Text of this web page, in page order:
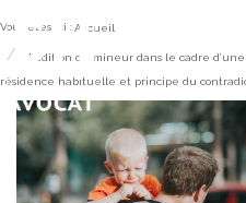
Vous êtes ici :Accueil
Audition du mineur dans le cadre
résidence habituelle et principe du